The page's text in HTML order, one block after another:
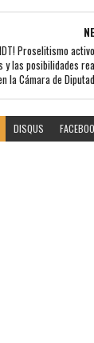
Proselitismo
y las posibilidades
la Cámara de
DISQUS